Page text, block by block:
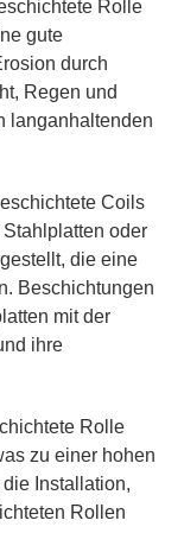
Rolle
gute
durch
Regen und
langanhaltenden
Coils
oder
die eine
Beschichtungen
mit der
ihre
Rolle
zu einer hohen
Installation,
Rollen